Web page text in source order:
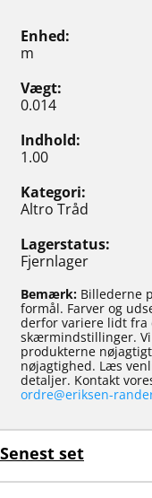
Enhed
m
Vægt
0.014
Indhold
1.00
Kategori
Altro Tråd
Lagerstatus
Fjernlager
Bemærk: Billederne
formål. Farver og
derfor variere lidt fra
skærmindstillinger.
produkterne
nøjagtighed. Læs
detaljer. Kontakt
ordre@eriksen-
Senest set